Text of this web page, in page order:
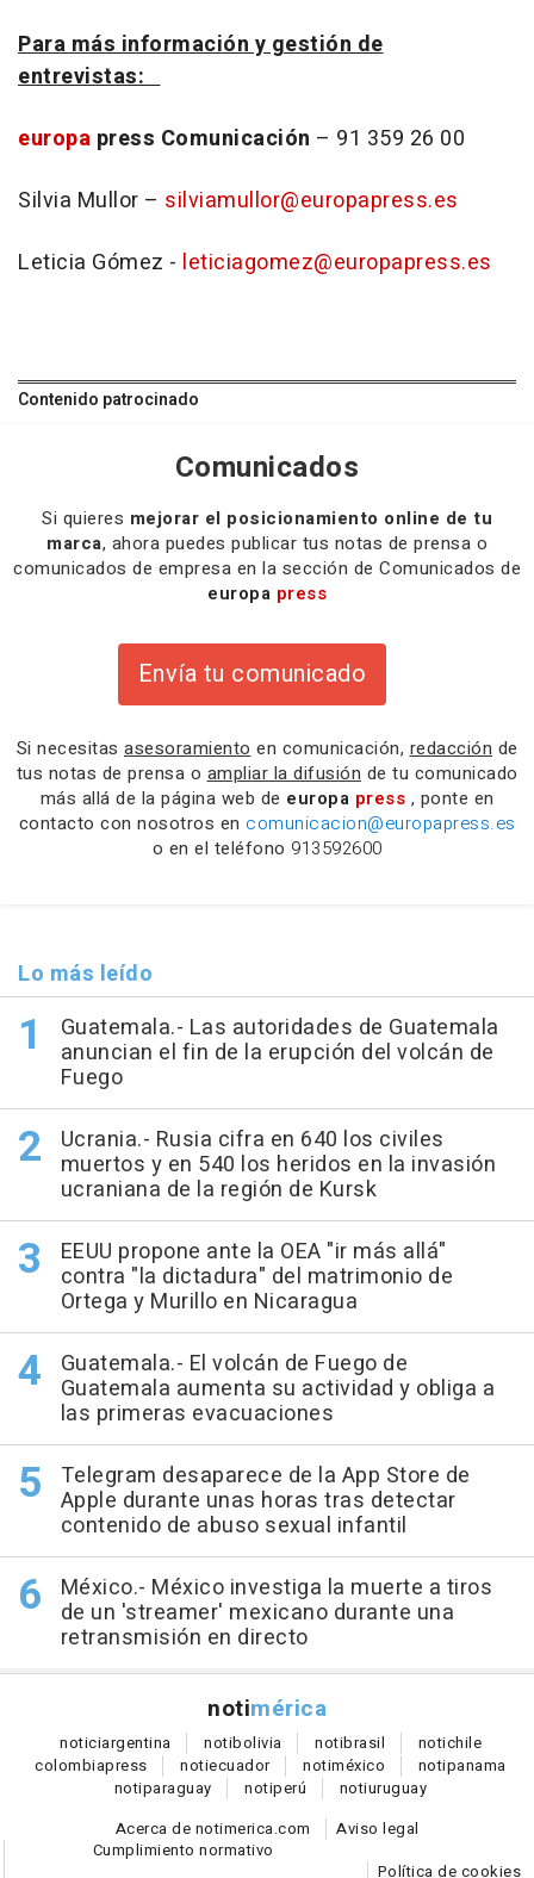
Para más información y gestión de
entrevistas:
europa press Comunicación – 91 359 26 00
Silvia Mullor – silviamullor@europapress.es
Leticia Gómez - leticiagomez@europapress.es
Contenido patrocinado
Comunicados
Si quieres mejorar el posicionamiento online de tu
marca, ahora puedes publicar tus notas de prensa o
comunicados de empresa en la sección de Comunicados de
europa press
Envía tu comunicado
Si necesitas asesoramiento en comunicación, redacción de
tus notas de prensa o ampliar la difusión de tu comunicado
más allá de la página web de europa press , ponte en
contacto con nosotros en comunicacion@europapress.es
o en el teléfono 913592600
Lo más leído
Guatemala.- Las autoridades de Guatemala
anuncian el fin de la erupción del volcán de
Fuego
Ucrania.- Rusia cifra en 640 los civiles
muertos y en 540 los heridos en la invasión
ucraniana de la región de Kursk
EEUU propone ante la OEA "ir más allá"
contra "la dictadura" del matrimonio de
Ortega y Murillo en Nicaragua
Guatemala.- El volcán de Fuego de
Guatemala aumenta su actividad y obliga a
las primeras evacuaciones
Telegram desaparece de la App Store de
Apple durante unas horas tras detectar
contenido de abuso sexual infantil
México.- México investiga la muerte a tiros
de un 'streamer' mexicano durante una
retransmisión en directo
notimérica
noticiargentina notibolivia notibrasil notichile
colombiapress notiecuador notiméxico notipanama
notiparaguay notiperú notiuruguay
Acerca de notimerica.com
Aviso legal
Cumplimiento normativo
Política de cookies